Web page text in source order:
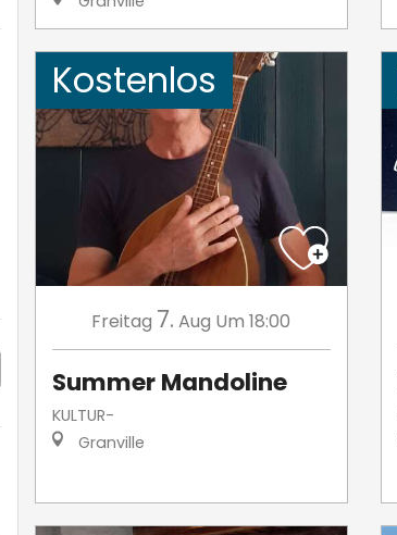
Kostenlos
Freitag 7. Aug Um 18:00
Summer Mandoline
KULTUR-
Granville